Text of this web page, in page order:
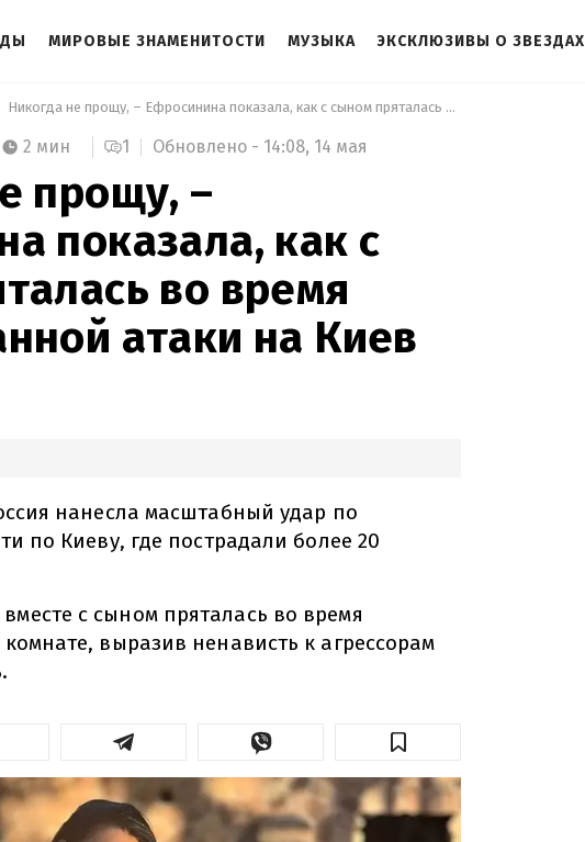
МИРОВЫЕ ЗНАМЕНИТОСТИ МУЗЫКА ЭКСКЛЮЗИВЫ О ЗВЕЗДАХ
Никогда не прощу, – Ефросинина показала, как с сыном пряталась во время массированной атаки на Киев
2 мин 1 Обновлено - 14:08, 14 мая
прощу, –
показала, как с
во время
атаки на Киев
нанесла масштабный удар по
по Киеву, где пострадали более 20
с сыном пряталась во время
выразив ненависть к агрессорам